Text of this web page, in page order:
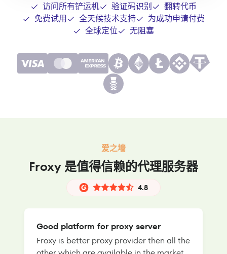
访问所有铲运机 验证码识别
翻转代币
免费试用
全天候技术支持
为成功申请付费
全球定位
无阻塞
爱之墙
Froxy 是值得信赖的代理服务器
4.8
Good platform for proxy server
Froxy is better proxy provider then all the